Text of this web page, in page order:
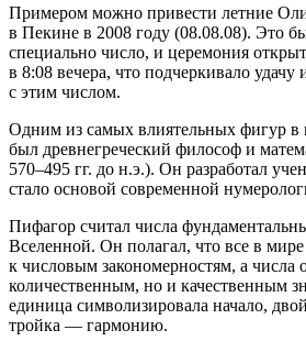
Примером можно привести летние
в Пекине в 2008 году (08.08.08). Это
специально число, и церемония
в 8:08 вечера, что подчеркивало удачу
с этим числом.
Одним из самых влиятельных фигур в
был древнегреческий философ и
570–495 гг. до н.э.). Он разработал
стало основой современной
Пифагор считал числа
Вселенной. Он полагал, что всe в
к числовым закономерностям, а числа
количественным, но и качественным
единица символизировала начало,
тройка — гармонию.